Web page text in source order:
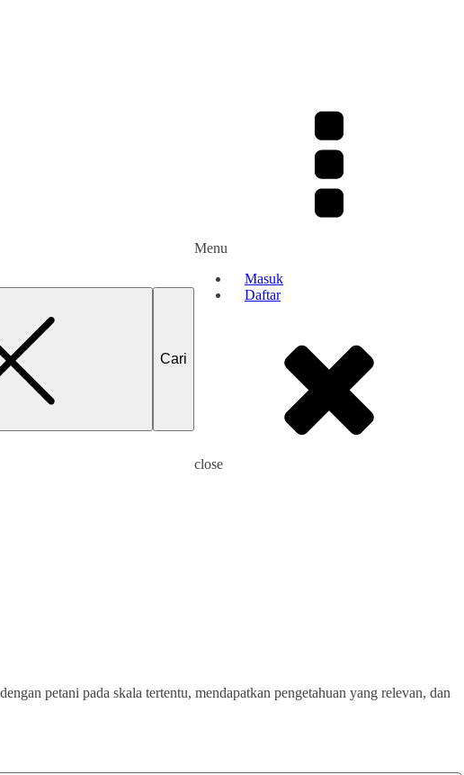
Menu
Masuk
Daftar
close
petani pada skala tertentu, mendapatkan pengetahuan yang relevan, dan